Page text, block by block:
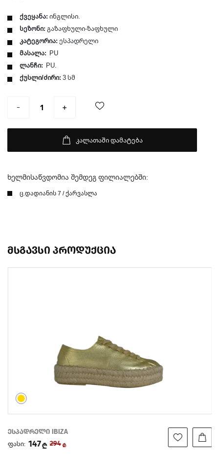
ქვეყანა: ინგლისი.
სეზონი: გაზაფხული-ზაფხული
კატეგორია: ესპადრელი
მასალა: PU
ლანჩი: PU.
ქუსლი/ძირი: 3 სმ
კალათაში დამატება
ხელმისაწვდომია შემდეგ ფილიალებში:
ც.დადიანის 7 / ქარვასლა
მსგავსი პროდუქცია
ესპადრელი IBIZA
ფასი: 147₾ 294 ₾